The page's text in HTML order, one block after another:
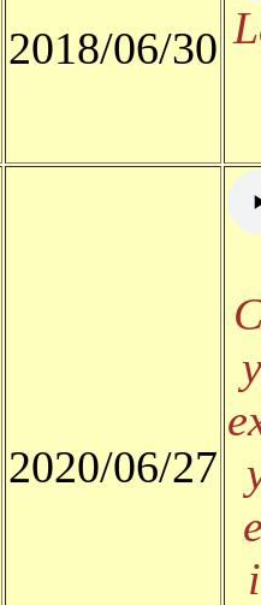
2018/06/30
2020/06/27